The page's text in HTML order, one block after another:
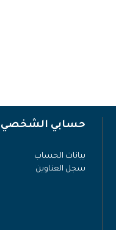
حسابي الشخصي
بيانات الحساب
سجل العناوين